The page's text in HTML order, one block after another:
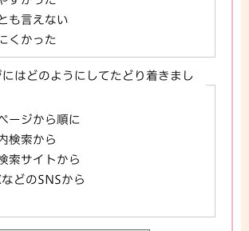
も言えない
くかった
にはどのようにしてたどり着きまし
ージから順に
検索から
索サイトから
などのSNSから